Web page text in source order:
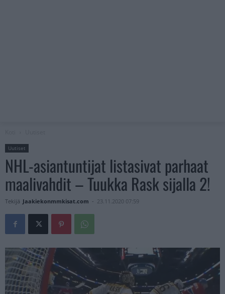
Uutiset
NHL-asiantuntijat listasivat parhaat
maalivahdit – Tuukka Rask sijalla 2!
Tekijä Jaakiekonmmkisat.com - 23.11.2020 07:59